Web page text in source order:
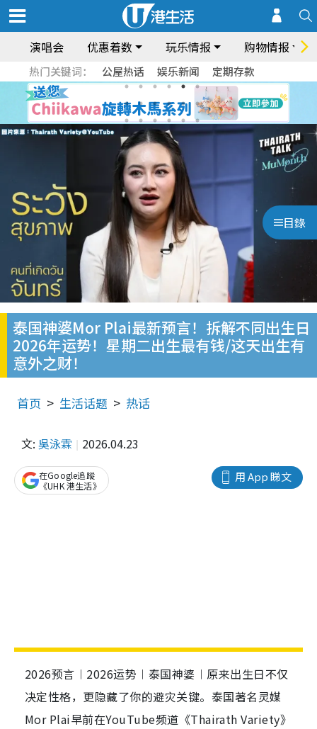
演唱会 优惠着数 玩乐情报 购物情报
热门关键词： 公屋热话 娱乐新闻 定期存款
目錄
泰国神婆Mor Plai最新预言！拆解不同出生日
2026年运势！星期二出生最有钱/这天出生有
意外之财！
首页 生活话题 热话
文: 吳泳霖 2026.04.23
用 App 睇文
在Google追蹤
《UHK 港生活》
2026预言︱2026运势︱泰国神婆︱原来出生日不仅
决定性格，更隐藏了你的避灾关键。泰国著名灵媒
Mor Plai早前在YouTube频道《Thairath Variety》